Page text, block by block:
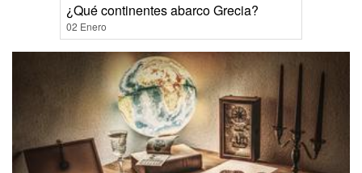
¿Qué continentes abarco Grecia?
02 Enero